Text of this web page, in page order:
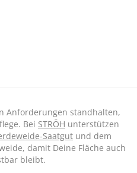
Anforderungen standhalten,
Bei STRÖH unterstützen
Saatgut und dem
damit Deine Fläche auch
bleibt.